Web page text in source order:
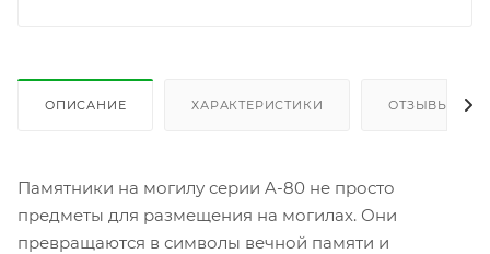
ОПИСАНИЕ ХАРАКТЕРИСТИКИ ОТЗЫВЫ
Памятники на могилу серии A-80 не просто
предметы для размещения на могилах. Они
превращаются в символы вечной памяти и